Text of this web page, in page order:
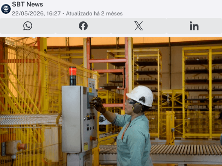
SBT News
22/05/2026, 16:27 • Atualizado há 2 mêses